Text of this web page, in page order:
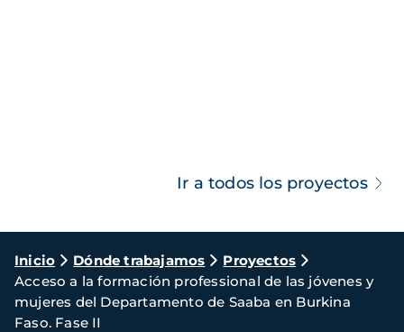
Ir a todos los proyectos
Ruta
de
navegación
Inicio Dónde trabajamos
Proyectos
Acceso a la formación professional de las jóvenes y
mujeres del Departamento de Saaba en Burkina
Faso. Fase II